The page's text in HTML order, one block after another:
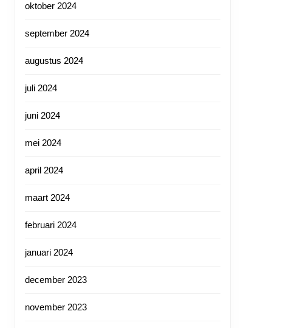
oktober 2024
september 2024
augustus 2024
juli 2024
juni 2024
mei 2024
april 2024
maart 2024
februari 2024
januari 2024
december 2023
november 2023